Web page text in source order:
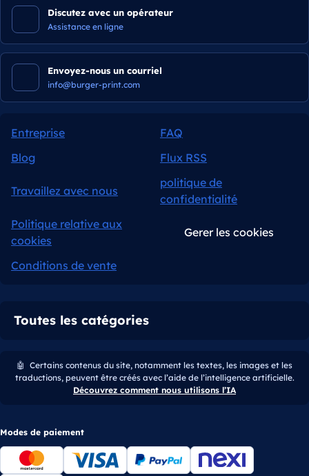
Discutez avec un opérateur
Assistance en ligne
Envoyez-nous un courriel
info@burger-print.com
Entreprise
FAQ
Blog
Flux RSS
Travaillez avec nous
politique de
confidentialité
Politique relative aux
cookies
Gerer les cookies
Conditions de vente
Toutes les catégories
🤖 Certains contenus du site, notamment les textes, les images et les
traductions, peuvent être créés avec l’aide de l’intelligence artificielle.
Découvrez comment nous utilisons l’IA
Modes de paiement